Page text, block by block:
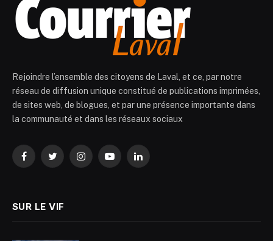
Rejoindre l’ensemble des citoyens de Laval, et ce, par notre
réseau de diffusion unique constitué de publications imprimées,
de sites web, de blogues, et par une présence importante dans
la communauté et dans les réseaux sociaux
FacebookTwitterInstagramYouTubeLinkedIn
SUR LE VIF